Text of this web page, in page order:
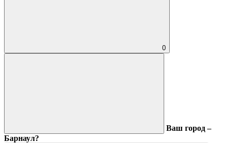
0
Ваш город –
Барнаул?